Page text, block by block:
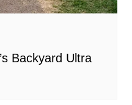
Backyard Ultra